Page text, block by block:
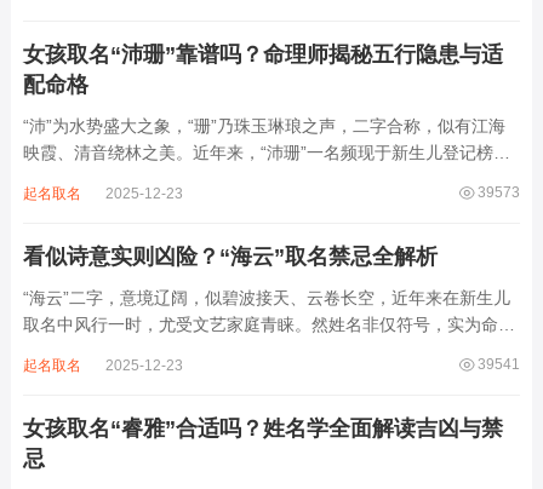
某支系的续修字辈，在安岳、岳池一带的黄氏族谱里能明确查到，
女孩取名“沛珊”靠谱吗？命理师揭秘五行隐患与适
配命格
“沛”为水势盛大之象，“珊”乃珠玉琳琅之声，二字合称，似有江海
映霞、清音绕林之美。近年来，“沛珊”一名频现于新生儿登记榜
雅符号，实为命理五行流转之枢纽。一字之选，关乎气场平衡。沛
39573
起名取名 2025-12-23
看似诗意实则凶险？“海云”取名禁忌全解析
“海云”二字，意境辽阔，似碧波接天、云卷长空，近年来在新生儿
取名中风行一时，尤受文艺家庭青睐。然姓名非仅符号，实为命局
滔天，木浮无根，阴气过重，易致意志不坚、事业漂泊、健康受
39541
起名取名 2025-12-23
女孩取名“睿雅”合适吗？姓名学全面解读吉凶与禁
忌